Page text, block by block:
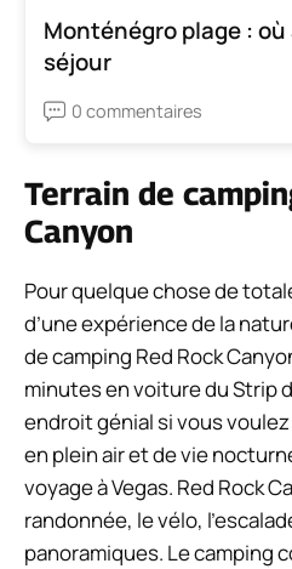
Monténégro plage :
séjour
0 commentaires
Terrain de
Canyon
Pour quelque chose de
d’une expérience de la
de camping Red Rock
minutes en voiture du Strip
endroit génial si vous
en plein air et de vie
voyage à Vegas. Red Rock
randonnée, le vélo,
panoramiques. Le camping